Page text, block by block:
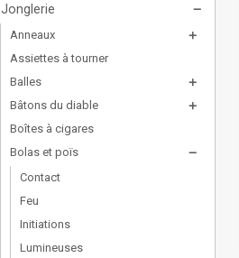
Jonglerie remove
Anneaux add
Assiettes à tourner
Balles
add
Bâtons du diable add
Boîtes à cigares
Bolas et poïs
remove
Contact
Feu
Initiations
Lumineuses